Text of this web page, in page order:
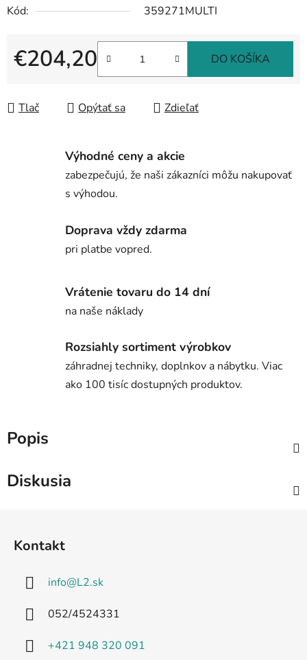
Kód:
359271MULTI
€204,20 DO KOŠÍKA
Tlač Opýtať sa Zdieľať
Výhodné ceny a akcie
zabezpečujú, že naši zákazníci môžu nakupovať
s výhodou.
Doprava vždy zdarma
pri platbe vopred.
Vrátenie tovaru do 14 dní
na naše náklady
Rozsiahly sortiment výrobkov
záhradnej techniky, doplnkov a nábytku. Viac
ako 100 tisíc dostupných produktov.
Popis
Diskusia
Kontakt
info@L2.sk
052/4524331
+421 948 320 091